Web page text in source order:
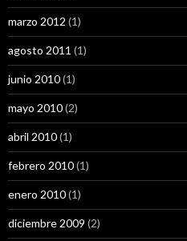
marzo 2012 (1)
agosto 2011 (1)
junio 2010(1)
mayo 2010(2)
abril 2010(1)
febrero 2010(1)
enero 2010(1)
diciembre 2009 (2)